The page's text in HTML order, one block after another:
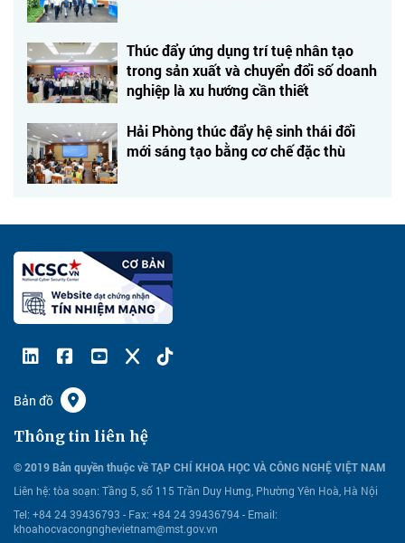
Thúc đẩy ứng dụng trí tuệ nhân tạo
trong sản xuất và chuyển đổi số doanh
nghiệp là xu hướng cần thiết
Hải Phòng thúc đẩy hệ sinh thái đổi
mới sáng tạo bằng cơ chế đặc thù
Bản đồ
Thông tin liên hệ
© 2019 Bản quyền thuộc về TẠP CHÍ KHOA HỌC VÀ CÔNG NGHỆ VIỆT NAM
Liên hệ: tòa soạn: Tầng 5, số 115 Trần Duy Hưng, Phường Yên Hoà, Hà Nội
Tel: +84 24 39436793 - Fax: +84 24 39436794 - Email:
khoahocvacongnghevietnam@mst.gov.vn